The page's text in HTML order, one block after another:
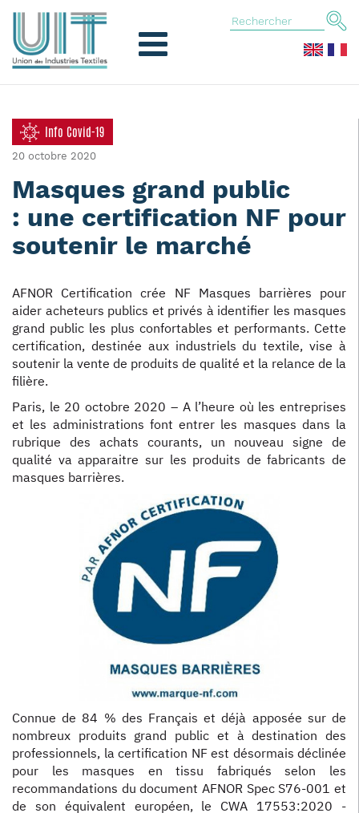
Info Covid-19
20 octobre 2020
Masques grand public
: une certification NF pour
soutenir le marché
AFNOR Certification crée NF Masques barrières pour
aider acheteurs publics et privés à identifier les masques
grand public les plus confortables et performants. Cette
certification, destinée aux industriels du textile, vise à
soutenir la vente de produits de qualité et la relance de la
filière.
Paris, le 20 octobre 2020 – A l’heure où les entreprises
et les administrations font entrer les masques dans la
rubrique des achats courants, un nouveau signe de
qualité va apparaitre sur les produits de fabricants de
masques barrières.
Connue de 84 % des Français et déjà apposée sur de
nombreux produits grand public et à destination des
professionnels, la certification NF est désormais déclinée
pour les masques en tissu fabriqués selon les
recommandations du document AFNOR Spec S76-001 et
de son équivalent européen, le CWA 17553:2020 -